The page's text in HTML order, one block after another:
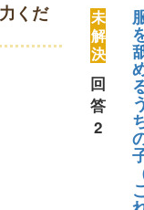
くだ
未
解
決
回
答
2